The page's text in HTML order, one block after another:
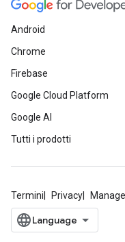
Android
Chrome
Firebase
Google Cloud Platform
Google AI
Tutti i prodotti
Termini Privacy